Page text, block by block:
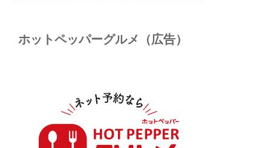
ホットペッパーグルメ（広告）